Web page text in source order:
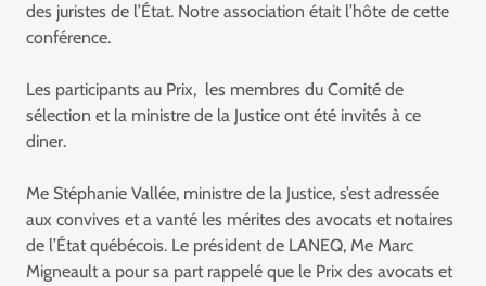
des juristes de l’État. Notre association était l’hôte de cette
conférence.
Les participants au Prix, les membres du Comité de
sélection et la ministre de la Justice ont été invités à ce
diner.
Me Stéphanie Vallée, ministre de la Justice, s’est adressée
aux convives et a vanté les mérites des avocats et notaires
de l’État québécois. Le président de LANEQ, Me Marc
Migneault a pour sa part rappelé que le Prix des avocats et